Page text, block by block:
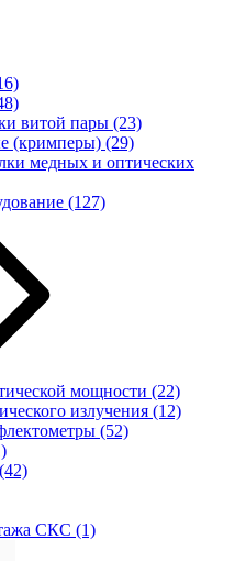
витой пары (23)
(кримперы) (29)
медных и оптических
(127)
мощности (22)
излучения (12)
(52)
(42)
СКС (1)